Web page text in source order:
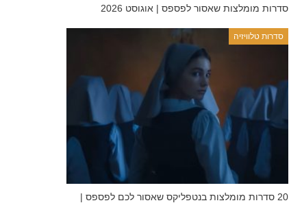
סדרות מומלצות שאסור לפספס | אוגוסט 2026
סדרות טלוויזיה
20 סדרות מומלצות בנטפליקס שאסור לכם לפספס |